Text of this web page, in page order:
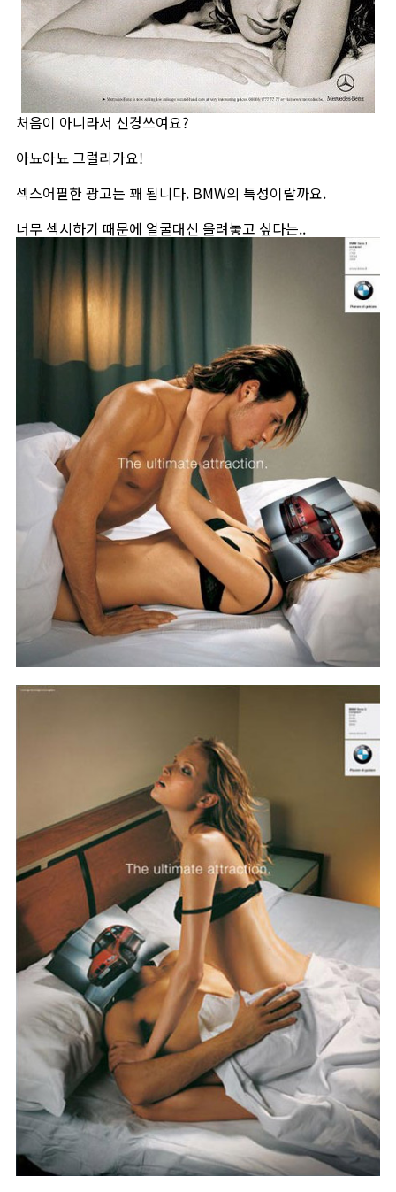
처음이 아니라서 신경쓰여요?
아뇨아뇨 그럴리가요!
섹스어필한 광고는 꽤 됩니다. BMW의 특성이랄까요.
너무 섹시하기 때문에 얼굴대신 올려놓고 싶다는..